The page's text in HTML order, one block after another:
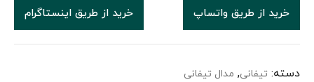
خرید از طریق واتساپ خرید از طریق اینستاگرام
دسته: تیفانی, مدال تیفانی